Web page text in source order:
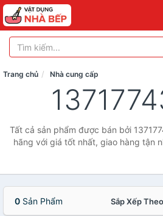
Trang chủ Nhà cung cấp
Tất cả sản phẩm được bán bởi
hãng với giá tốt nhất, giao hàng tận
0 Sản Phẩm Sắp Xếp Theo